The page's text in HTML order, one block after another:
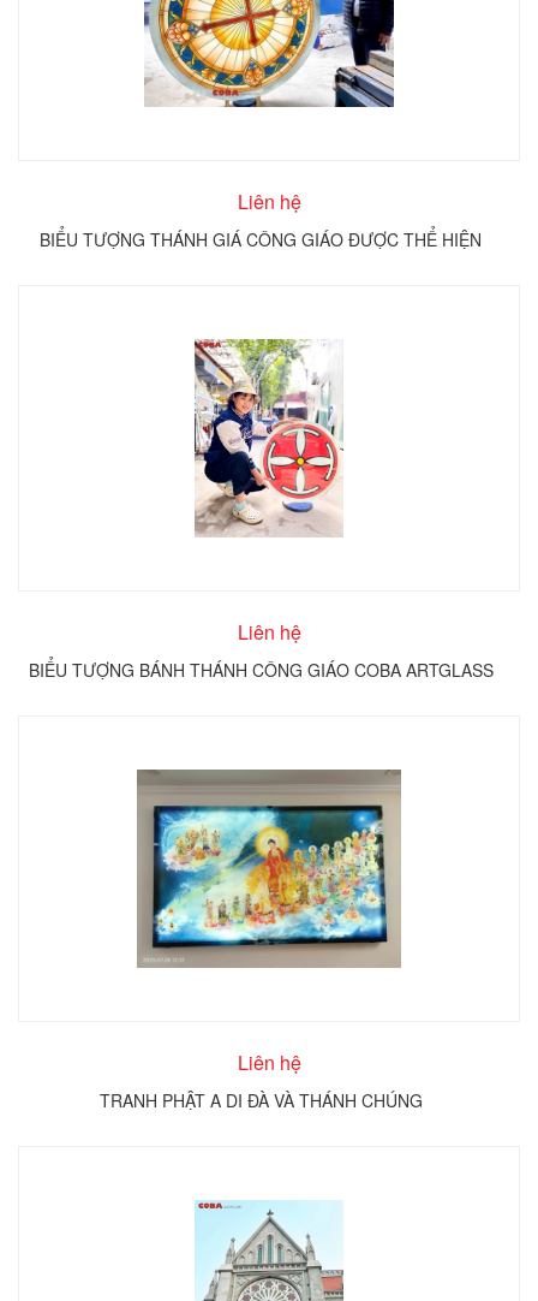
Liên hệ
BIỂU TƯỢNG THÁNH GIÁ CÔNG GIÁO ĐƯỢC THỂ HIỆN
Liên hệ
BIỂU TƯỢNG BÁNH THÁNH CÔNG GIÁO COBA ARTGLASS
Liên hệ
TRANH PHẬT A DI ĐÀ VÀ THÁNH CHÚNG